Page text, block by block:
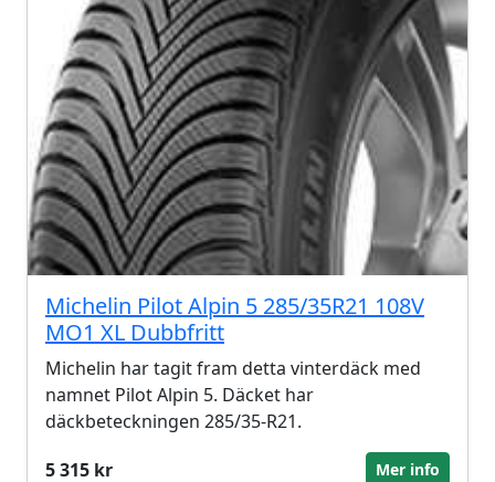
Michelin Pilot Alpin 5 285/35R21 108V
MO1 XL Dubbfritt
Michelin har tagit fram detta vinterdäck med
namnet Pilot Alpin 5. Däcket har
däckbeteckningen 285/35-R21.
5 315 kr
Mer info